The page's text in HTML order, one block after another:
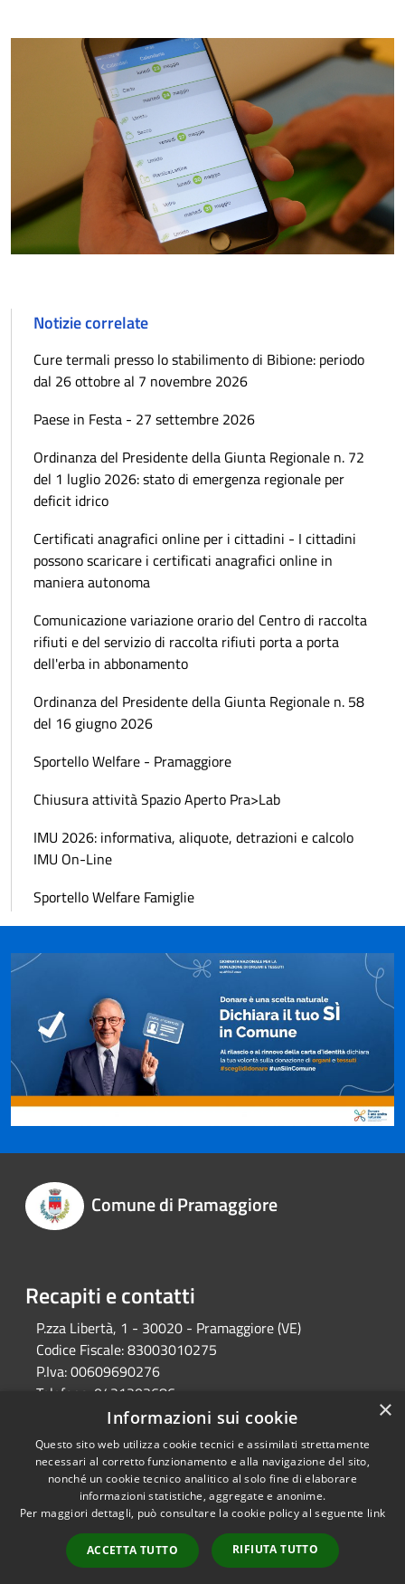
Notizie correlate
Cure termali presso lo stabilimento di Bibione: periodo
dal 26 ottobre al 7 novembre 2026
Paese in Festa - 27 settembre 2026
Ordinanza del Presidente della Giunta Regionale n. 72
del 1 luglio 2026: stato di emergenza regionale per
deficit idrico
Certificati anagrafici online per i cittadini - I cittadini
possono scaricare i certificati anagrafici online in
maniera autonoma
Comunicazione variazione orario del Centro di raccolta
rifiuti e del servizio di raccolta rifiuti porta a porta
dell'erba in abbonamento
Ordinanza del Presidente della Giunta Regionale n. 58
del 16 giugno 2026
Sportello Welfare - Pramaggiore
Chiusura attività Spazio Aperto Pra>Lab
IMU 2026: informativa, aliquote, detrazioni e calcolo
IMU On-Line
Sportello Welfare Famiglie
Comune di Pramaggiore
Recapiti e contatti
P.zza Libertà, 1 - 30020 - Pramaggiore (VE)
Codice Fiscale:83003010275
P.Iva:00609690276
Telefono: 0421203686
protocollo@comune.pramaggiore.ve.it
Pec:
protocollo.comune.pramaggiore.ve@pecveneto.it
Accessibilità
Copyright © 2026 • Comune di
Pramaggiore • Powered by
Municipium•
Accesso
redazione
×
Informazioni sui cookie
Questo sito web utilizza cookie tecnici e assimilati strettamente
necessari al corretto funzionamento e alla navigazione del sito,
nonché un cookie tecnico analitico al solo fine di elaborare
informazioni statistiche, aggregate e anonime.
Per maggiori dettagli, può consultare la cookie policy al seguente link
ACCETTA TUTTO RIFIUTA TUTTO